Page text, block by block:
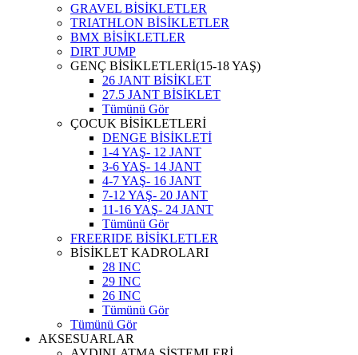
GRAVEL BİSİKLETLER
TRIATHLON BİSİKLETLER
BMX BİSİKLETLER
DIRT JUMP
GENÇ BİSİKLETLERİ(15-18 YAŞ)
26 JANT BİSİKLET
27.5 JANT BİSİKLET
Tümünü Gör
ÇOCUK BİSİKLETLERİ
DENGE BİSİKLETİ
1-4 YAŞ- 12 JANT
3-6 YAŞ- 14 JANT
4-7 YAŞ- 16 JANT
7-12 YAŞ- 20 JANT
11-16 YAŞ- 24 JANT
Tümünü Gör
FREERIDE BİSİKLETLER
BİSİKLET KADROLARI
28 INC
29 INC
26 INC
Tümünü Gör
Tümünü Gör
AKSESUARLAR